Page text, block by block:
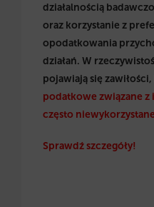
działalnością
oraz korzystanie z
opodatkowania
działań. W
pojawiają się
podatkowe związane
często
Sprawdź szczegóły!